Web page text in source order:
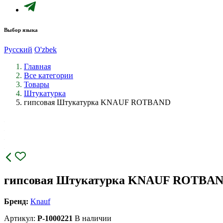
Выбор языка
Русский O'zbek
Главная
Все категории
Товары
Штукатурка
гипсовая Штукатурка KNAUF ROTBAND
гипсовая Штукатурка KNAUF
Бренд: Knauf
Артикул: P-1000221 В наличии